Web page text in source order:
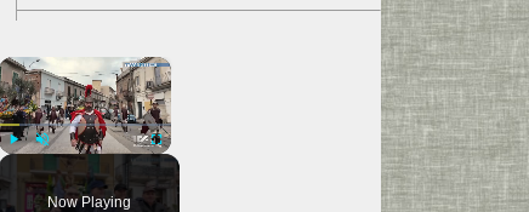
×
Unmute Fullscreen
Now Playing